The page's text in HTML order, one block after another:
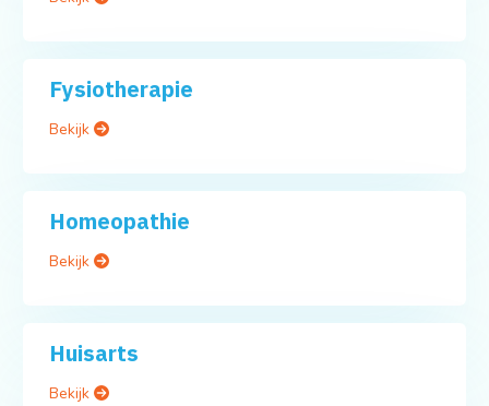
Fysiotherapie
Bekijk
Homeopathie
Bekijk
Huisarts
Bekijk